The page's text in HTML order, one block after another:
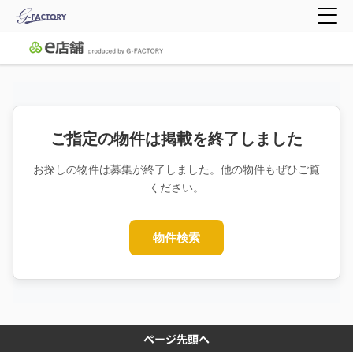
ご指定の物件は掲載を終了しました
お探しの物件は募集が終了しました。他の物件もぜひご覧
ください。
物件検索
ページ先頭へ